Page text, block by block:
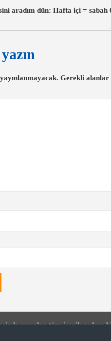
aradım dün: Hafta içi =
Gerekli alanlar
yer alan tüm içerik
kaynaklanan doğrudan